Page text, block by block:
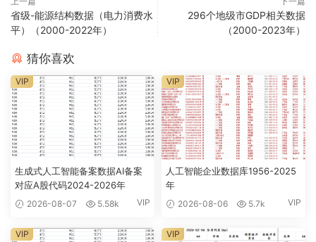
省级-能源结构数据（电力消费水
平）（2000-2022年）
296个地级市GDP相关数据
（2000-2023年）
猜你喜欢
生成式人工智能备案数据AI备案
对应A股代码2024-2026年
2026-08-07 5.58k VIP
VIP
人工智能企业数据库1956-2025
年
2026-08-06 5.7k VIP
VIP
VIP VIP